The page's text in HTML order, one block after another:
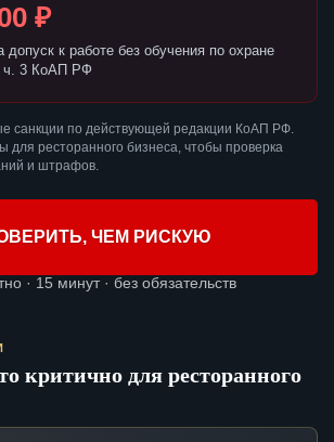
₽
к работе без обучения по охране
ч. 3 КоАП РФ
санкции по действующей редакции КоАП РФ.
для ресторанного бизнеса, чтобы проверка
и штрафов.
ЧЕМ РИСКУЮ
· 15 минут · без обязательств
критично для ресторанного